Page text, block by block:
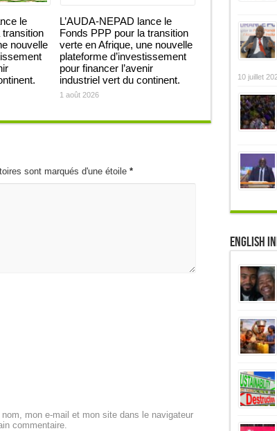
le
nouvelle
L’AUDA-NEPAD lance le
Fonds PPP pour la transition
verte en Afrique, une nouvelle
plateforme d’investissement
pour financer l’avenir
industriel vert du continent.
1 août 2026
sont marqués d'une étoile *
nom, mon e-mail et mon site dans le navigateur
commentaire.
10 juillet
English